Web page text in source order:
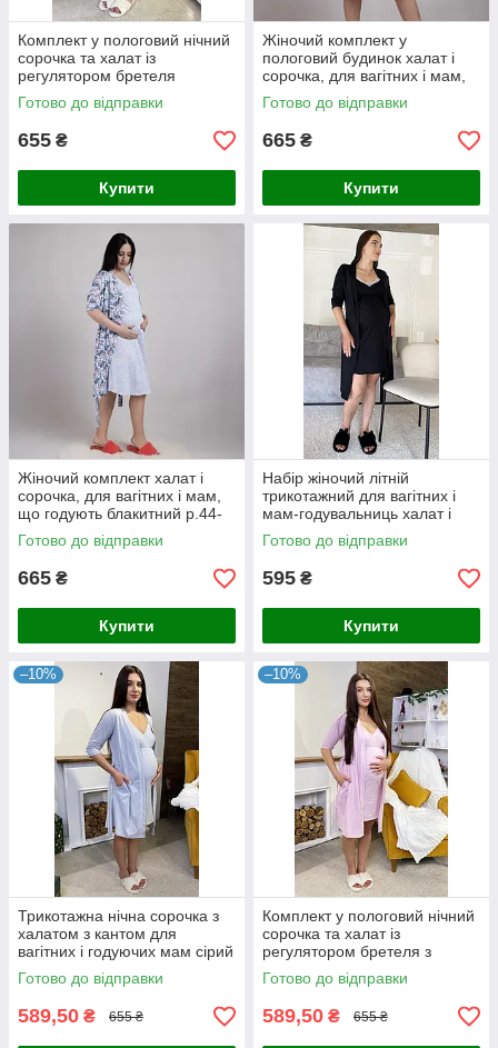
Комплект у пологовий нічний
сорочка та халат із
регулятором бретеля
брусниця 44-58р.
Готово до відправки
655 ₴
Купити
Жіночий комплект у
пологовий будинок халат і
сорочка, для вагітних і мам,
що годують рожевий р.44-60
Готово до відправки
665 ₴
Купити
Жіночий комплект халат і
сорочка, для вагітних і мам,
що годують блакитний р.44-
60
Готово до відправки
665 ₴
Купити
Набір жіночий літній
трикотажний для вагітних і
мам-годувальниць халат і
сорочка мереживо
однотонний чорний 44-54р
Готово до відправки
595 ₴
Купити
–10%
Трикотажна нічна сорочка з
халатом з кантом для
вагітних і годуючих мам сірий
44-54р.
Готово до відправки
589,50 ₴ 655 ₴
–10%
Комплект у пологовий нічний
сорочка та халат із
регулятором бретеля з
кантом рожевий 44-54р.
Готово до відправки
589,50 ₴ 655 ₴